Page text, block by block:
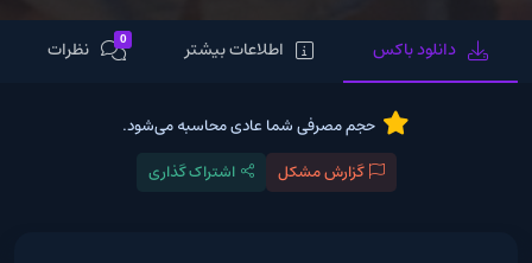
دانلود باکس اطلاعات بیشتر 0 نظرات
حجم مصرفی شما عادی محاسبه می‌شود.
گزارش مشکل
اشتراک گذاری